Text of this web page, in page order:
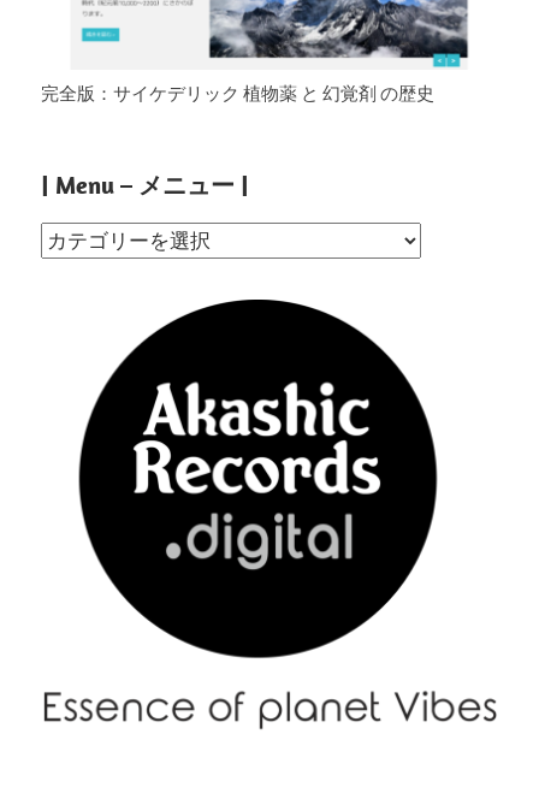
完全版：サイケデリック 植物薬 と 幻覚剤 の歴史
| Menu – メニュー |